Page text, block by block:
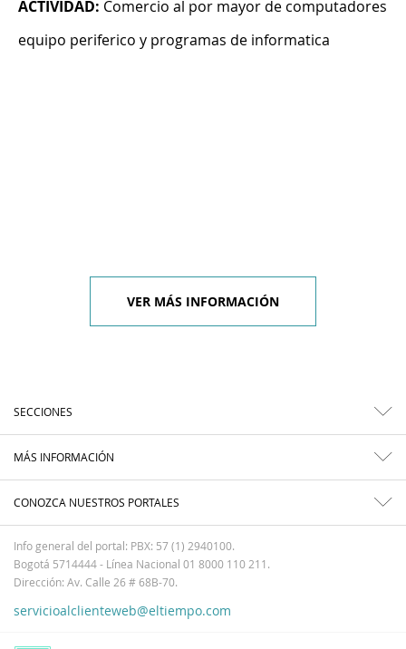
ACTIVIDAD: Comercio al por mayor de computadores
equipo periferico y programas de informatica
VER MÁS INFORMACIÓN
SECCIONES
MÁS INFORMACIÓN
CONOZCA NUESTROS PORTALES
Info general del portal: PBX: 57 (1) 2940100.
Bogotá 5714444 - Línea Nacional 01 8000 110 211.
Dirección: Av. Calle 26 # 68B-70.
servicioalclienteweb@eltiempo.com